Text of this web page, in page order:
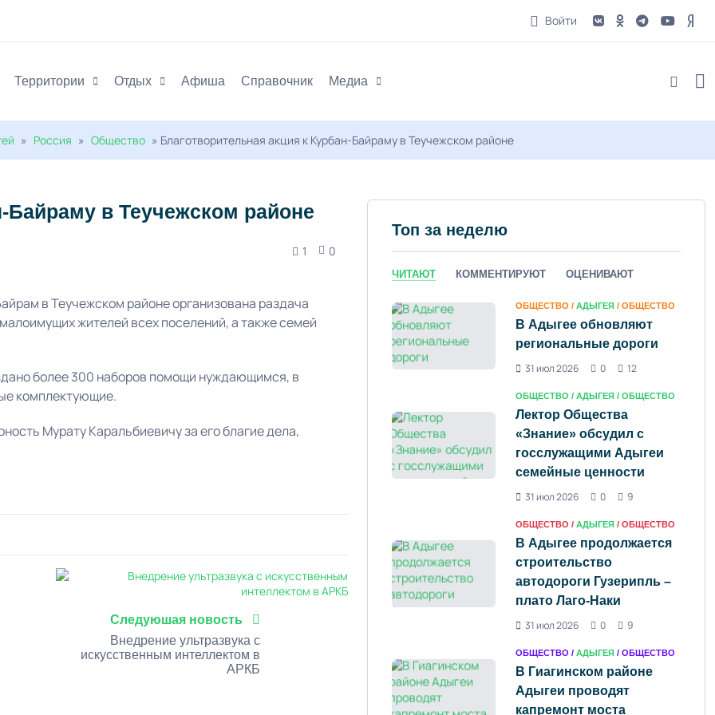
Войти
Территории Отдых Афиша Справочник Медиа
» Россия » Общество » Благотворительная акция к Курбан-Байраму в Теучежском районе
Байраму в Теучежском районе
1 0
в Теучежском районе организована раздача
жителей всех поселений, а также семей
более 300 наборов помощи нуждающимся, в
комплектующие.
Мурату Каральбиевичу за его благие дела,
Следуюшая новость
Внедрение ультразвука с
искусственным интеллектом в
АРКБ
Топ за неделю
ЧИТАЮТ КОММЕНТИРУЮТ ОЦЕНИВАЮТ
ОБЩЕСТВО / АДЫГЕЯ / ОБЩЕСТВО
В Адыгее обновляют
региональные дороги
31 июл 2026
0 12
ОБЩЕСТВО / АДЫГЕЯ / ОБЩЕСТВО
Лектор Общества
«Знание» обсудил с
госслужащими Адыгеи
семейные ценности
31 июл 2026
0 9
ОБЩЕСТВО / АДЫГЕЯ / ОБЩЕСТВО
В Адыгее продолжается
строительство
автодороги Гузерипль –
плато Лаго-Наки
31 июл 2026
0 9
ОБЩЕСТВО / АДЫГЕЯ / ОБЩЕСТВО
В Гиагинском районе
Адыгеи проводят
капремонт моста